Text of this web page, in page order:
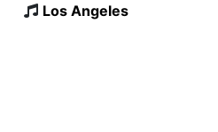
Los Angeles